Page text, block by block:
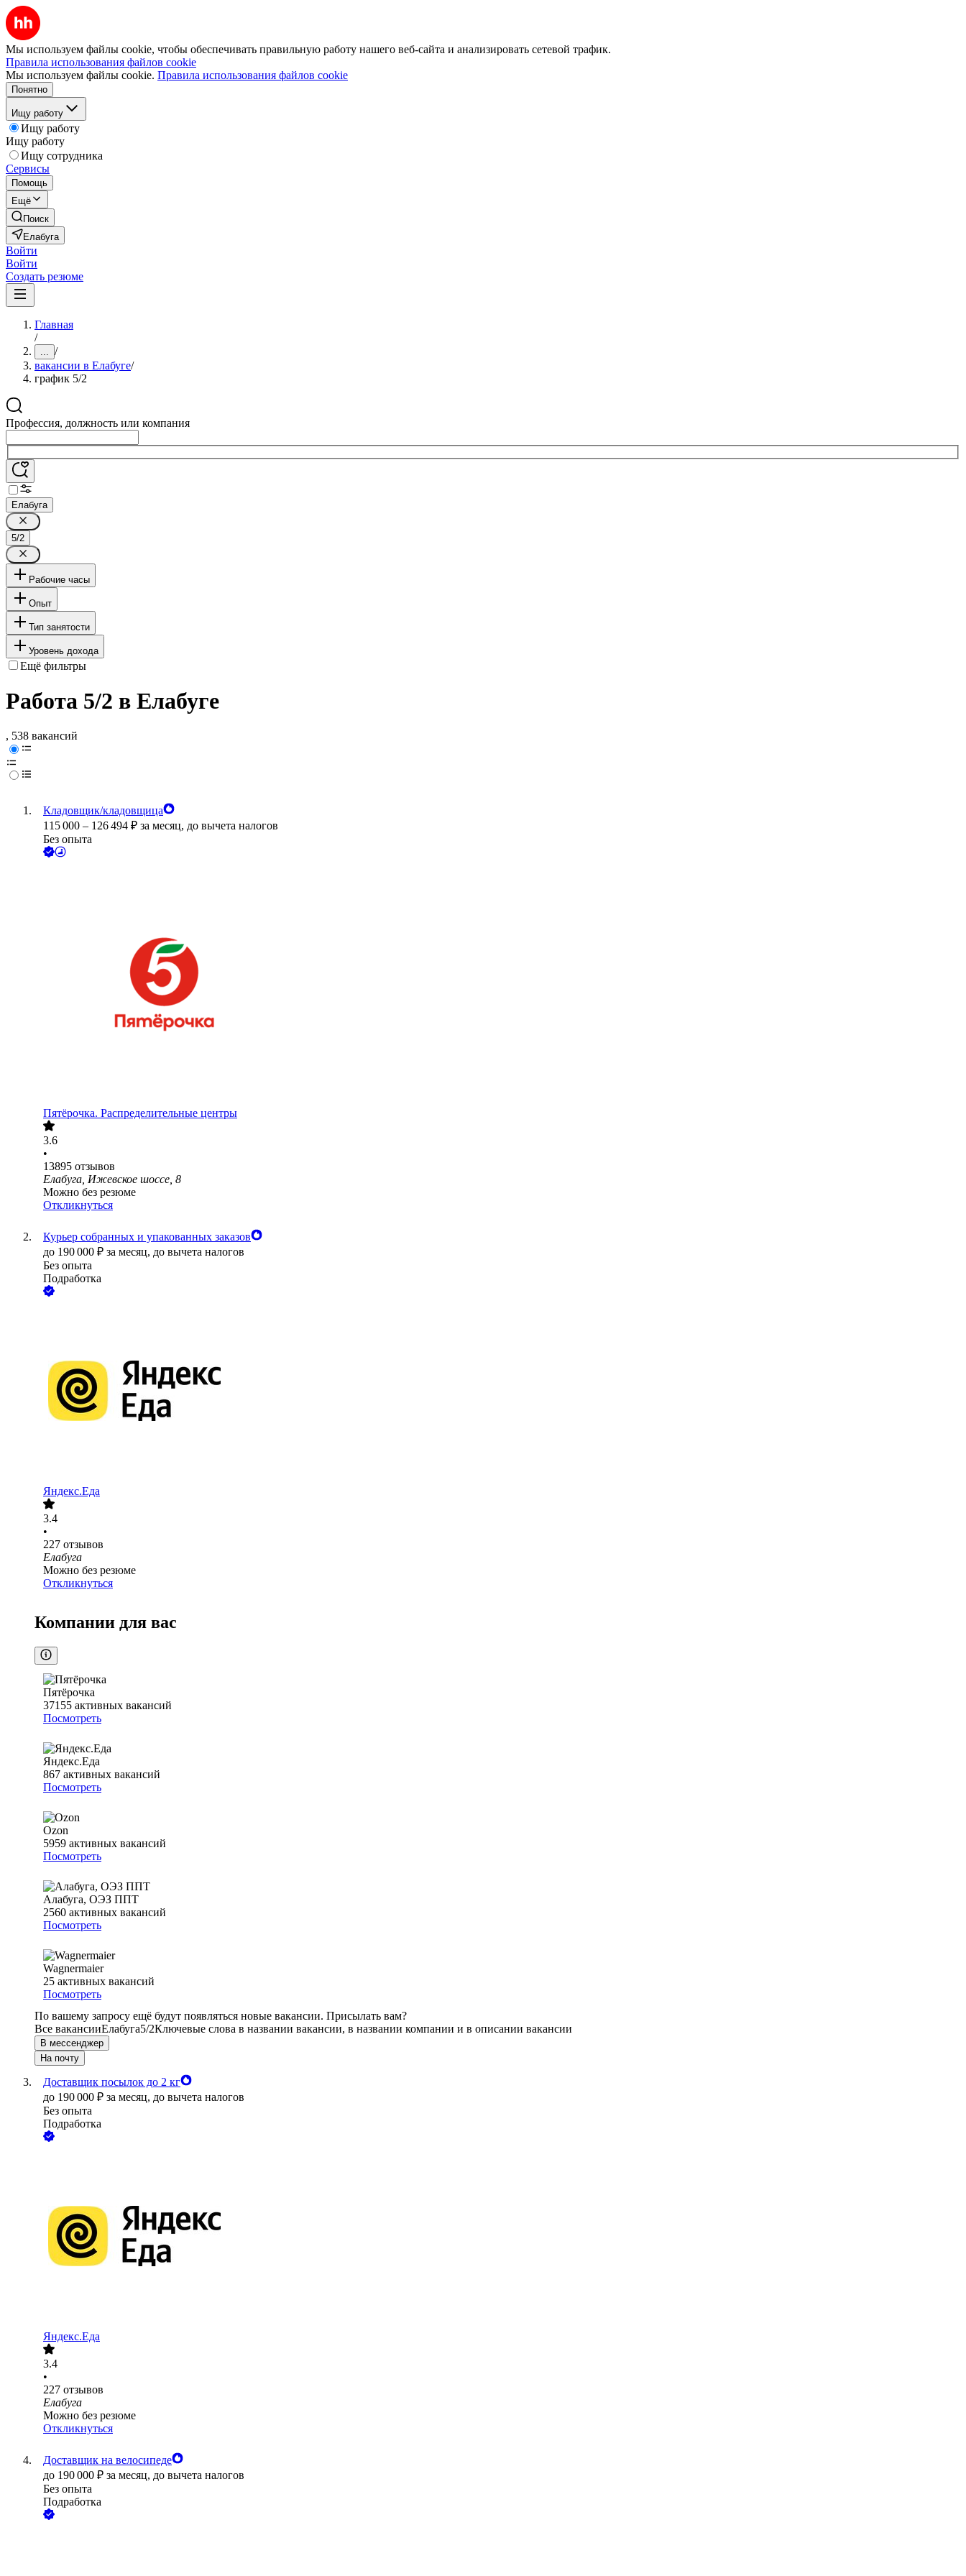
Мы используем файлы cookie, чтобы обеспечивать правильную работу нашего веб-сайта и анализировать сетевой трафик.
Правила использования файлов cookie
Мы используем файлы cookie. Правила использования файлов cookie
Понятно
Ищу работу
Ищу работу
Ищу работу
Ищу сотрудника
Сервисы
Помощь
Ещё
Поиск
Елабуга
Войти
Войти
Создать резюме
Главная
/
... /
вакансии в Елабуге/
график 5/2
Профессия, должность или компания
Елабуга
5/2
Рабочие часы
Опыт
Тип занятости
Уровень дохода
Ещё фильтры
Работа 5/2 в Елабуге
, 538 вакансий
Кладовщик/кладовщица
115 000 – 126 494 ₽ за месяц, до вычета налогов
Без опыта
Пятёрочка. Распределительные центры
3.6
•
13895 отзывов
Елабуга, Ижевское шоссе, 8
Можно без резюме
Откликнуться
Курьер собранных и упакованных заказов
до 190 000 ₽ за месяц, до вычета налогов
Без опыта
Подработка
Яндекс.Еда
3.4
•
227 отзывов
Елабуга
Можно без резюме
Откликнуться
Компании для вас
Пятёрочка
37155 активных вакансий
Посмотреть
Яндекс.Еда
867 активных вакансий
Посмотреть
Ozon
5959 активных вакансий
Посмотреть
Алабуга, ОЭЗ ППТ
2560 активных вакансий
Посмотреть
Wagnermaier
25 активных вакансий
Посмотреть
По вашему запросу ещё будут появляться новые вакансии. Присылать вам?
Все вакансииЕлабуга5/2Ключевые слова в названии вакансии, в названии компании и в описании вакансии
В мессенджер
На почту
Доставщик посылок до 2 кг
до 190 000 ₽ за месяц, до вычета налогов
Без опыта
Подработка
Яндекс.Еда
3.4
•
227 отзывов
Елабуга
Можно без резюме
Откликнуться
Доставщик на велосипеде
до 190 000 ₽ за месяц, до вычета налогов
Без опыта
Подработка